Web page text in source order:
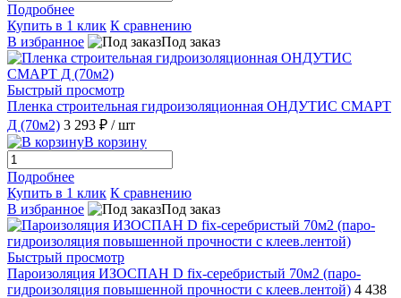
Подробнее
Купить в 1 клик К сравнению
В избранное
Под заказ
Быстрый просмотр
Пленка строительная гидроизоляционная ОНДУТИС СМАРТ
Д (70м2) 3 293 ₽ / шт
В корзину
Подробнее
Купить в 1 клик К сравнению
В избранное
Под заказ
Быстрый просмотр
Пароизоляция ИЗОСПАН D fix-серебристый 70м2 (паро-
гидроизоляция повышенной прочности с клеев.лентой) 4 438